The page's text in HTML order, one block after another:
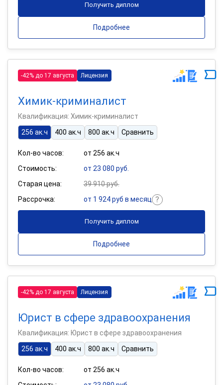
Получить диплом
Подробнее
-42% до 17 августа Лицензия
Химик-криминалист
Квалификация: Химик-криминалист
256 ак.ч
400 ак.ч 800 ак.ч Сравнить
Кол-во часов:
от 256 ак.ч
Стоимость:
от 23 080 руб.
Старая цена:
39 910 руб.
Рассрочка:
от 1 924 руб в месяц
Получить диплом
Подробнее
-42% до 17 августа Лицензия
Юрист в сфере здравоохранения
Квалификация: Юрист в сфере здравоохранения
256 ак.ч
400 ак.ч 800 ак.ч Сравнить
Кол-во часов:
от 256 ак.ч